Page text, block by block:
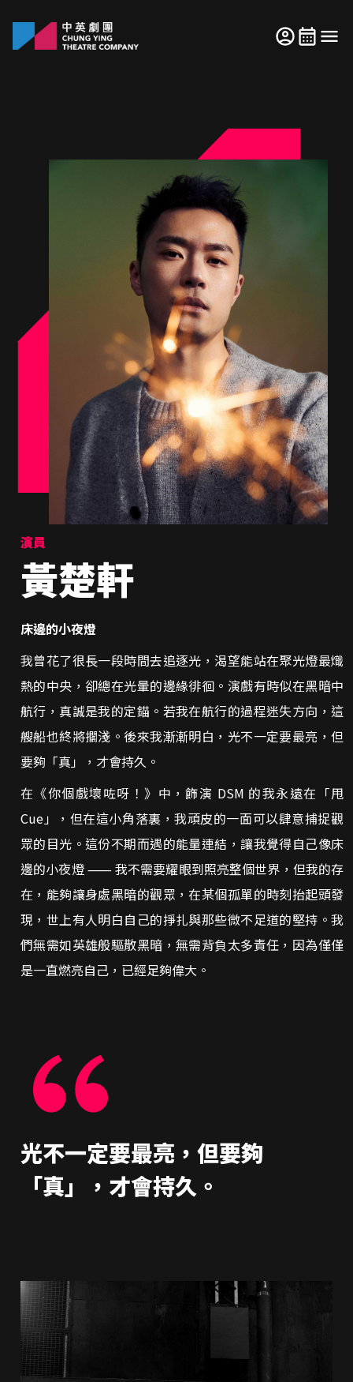
演員
黃楚軒
床邊的小夜燈
我曾花了很長一段時間去追逐光，渴望能站在聚光燈最熾
熱的中央，卻總在光暈的邊緣徘徊。演戲有時似在黑暗中
航行，真誠是我的定錨。若我在航行的過程迷失方向，這
艘船也終將擱淺。後來我漸漸明白，光不一定要最亮，但
要夠「真」，才會持久。
在《你個戲壞咗呀！》中，飾演 DSM 的我永遠在「甩
Cue」，但在這小角落裏，我頑皮的一面可以肆意捕捉觀
眾的目光。這份不期而遇的能量連結，讓我覺得自己像床
邊的小夜燈 ⸺ 我不需要耀眼到照亮整個世界，但我的存
在，能夠讓身處黑暗的觀眾，在某個孤單的時刻抬起頭發
現，世上有人明白自己的掙扎與那些微不足道的堅持。我
們無需如英雄般驅散黑暗，無需背負太多責任，因為僅僅
是一直燃亮自己，已經足夠偉大。
光不一定要最亮，但要夠
「真」，才會持久。